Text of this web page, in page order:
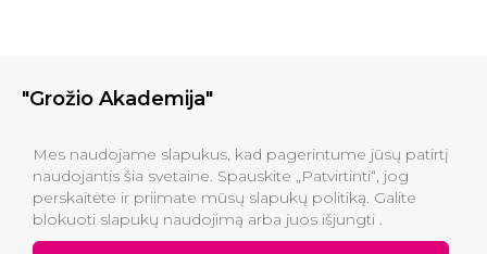
"Grožio Akademija"
Klinikos
Informacija pirkėjams
Mes naudojame slapukus, kad pagerintume jūsų patirtį
naudojantis šia svetaine. Spauskite „Patvirtinti“, jog
perskaitėte ir priimate mūsų slapukų politiką. Galite
blokuoti slapukų naudojimą arba juos išjungti .